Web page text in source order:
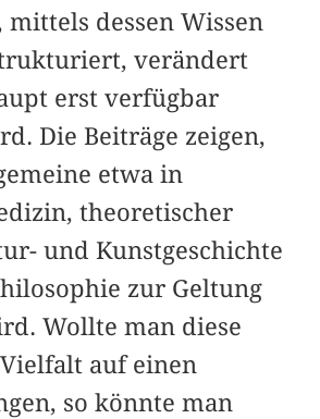
mittels dessen Wissen
verändert
erst verfügbar
Die Beiträge zeigen,
etwa in
theoretischer
und Kunstgeschichte
zur Geltung
Wollte man diese
auf einen
so könnte man